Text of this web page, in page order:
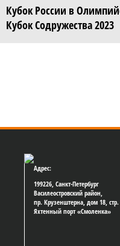
Кубок России в
Кубок Содружества 2023
Адрес:
199226, Санкт-Петербург
Василеостровский район,
пр. Крузенштерна, дом 18, стр.
Яхтенный порт «Смоленка»